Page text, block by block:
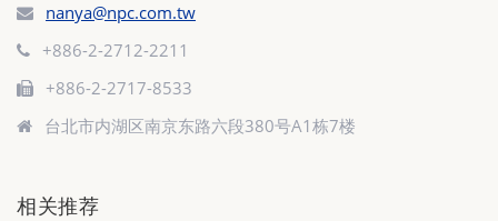
nanya@npc.com.tw
+886-2-2712-2211
+886-2-2717-8533
台北市内湖区南京东路六段380号A1栋7楼
相关推荐